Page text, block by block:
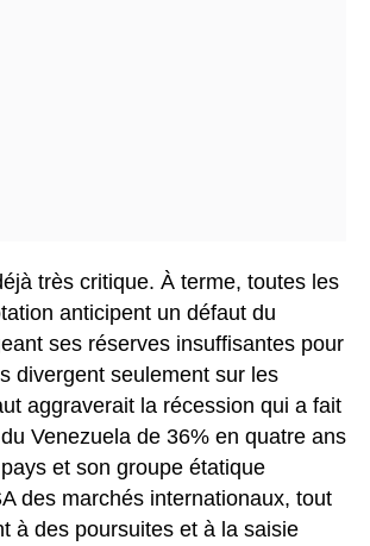
très critique. À terme, toutes les
anticipent un défaut du
ses réserves insuffisantes pour
divergent seulement sur les
aggraverait la récession qui a fait
Venezuela de 36% en quatre ans
et son groupe étatique
des marchés internationaux, tout
à des poursuites et à la saisie